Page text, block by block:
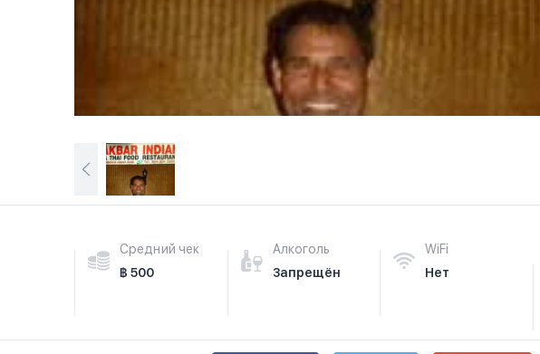
Средний чек
฿ 500
Алкоголь
Запрещён
WiFi
Нет